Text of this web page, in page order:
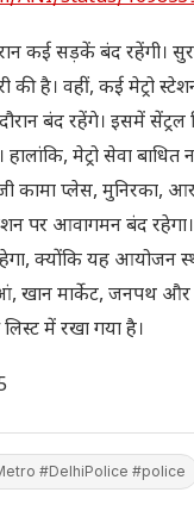
कई सड़कें बंद रहेंगी।
की है। वहीं, कई मेट्रो
बंद रहेंगे। इसमें सेंट्रल
मेट्रो सेवा बाधित
कामा प्लेस,
पर आवागमन बंद रहेगा।
क्योंकि यह आयोजन
खान मार्केट, जनपथ और
लिस्ट में रखा गया है।
#DelhiPolice #police